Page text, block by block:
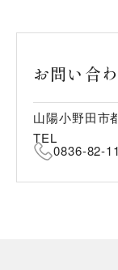
お問い合
山陽小野田市
TEL
0836-82-